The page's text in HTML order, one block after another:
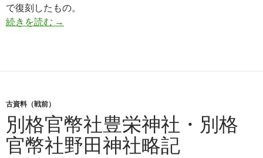
で復刻したもの。
続きを読む 白山比咩神社叢書（全） 合本復刻版
→
古資料（戦前）
別格官幣社豊栄神社・別格
官幣社野田神社略記